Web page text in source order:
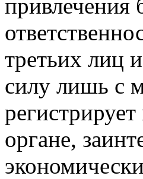
привлечения
третьих лиц
силу лишь с
органе,